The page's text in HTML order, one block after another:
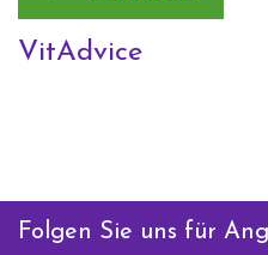
VitAdvice
Folgen Sie uns für